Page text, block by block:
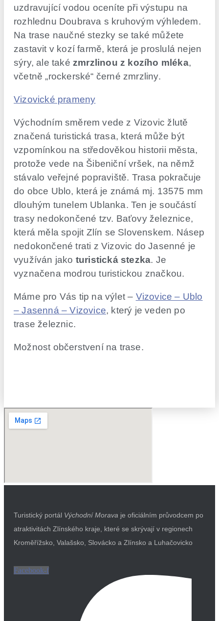
uzdravující vodou oceníte při výstupu na
rozhlednu Doubrava s kruhovým výhledem.
Na trase naučné stezky se také můžete
zastavit v kozí farmě, která je proslulá nejen
sýry, ale také zmrzlinou z kozího mléka,
včetně „rockerské“ černé zmrzliny.
Vizovické prameny
Východním směrem vede z Vizovic žlutě
značená turistická trasa, která může být
vzpomínkou na středověkou historii města,
protože vede na Šibeniční vršek, na němž
stávalo veřejné popraviště. Trasa pokračuje
do obce Ublo, která je známá mj. 13575 mm
dlouhým tunelem Ublanka. Ten je součástí
trasy nedokončené tzv. Baťovy železnice,
která měla spojit Zlín se Slovenskem. Násep
nedokončené trati z Vizovic do Jasenné je
využíván jako turistická stezka. Je
vyznačena modrou turistickou značkou.
Máme pro Vás tip na výlet – Vizovice – Ublo
– Jasenná – Vizovice, který je veden po
trase železnic.
Možnost občerstvení na trase.
Turistický portál Východní Morava je oficiálním průvodcem po
atraktivitách Zlínského kraje, které se skrývají v regionech
Kroměřížsko, Valašsko, Slovácko a Zlínsko a Luhačovicko
Facebook-f